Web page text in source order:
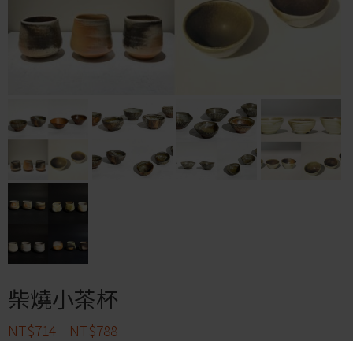
柴燒小茶杯
NT$714 – NT$788